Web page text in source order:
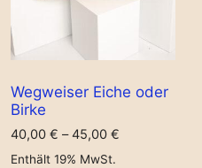
Wegweiser Eiche oder
Birke
40,00 € –45,00 €
Enthält 19% MwSt.